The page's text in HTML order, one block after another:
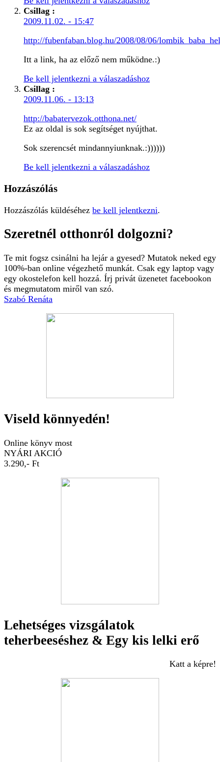
Csillag :
2009.11.02. - 15:47
http://fubenfaban.blog.hu/2008/08/06/
Itt a link, ha az előző nem működne.:)
Be kell jelentkezni a válaszadáshoz
Csillag :
2009.11.06. - 13:13
http://babatervezok.otthona.net/
Ez az oldal is sok segítséget nyújthat.
Sok szerencsét mindannyiunknak.:))))))
Be kell jelentkezni a válaszadáshoz
Hozzászólás
Hozzászólás küldéséhez be kell jelentkezni.
Szeretnél otthonról dolgozni?
Te mit fogsz csinálni ha lejár a gyesed? Mutatok neked egy
100%-ban online végezhető munkát. Csak egy laptop vagy
egy okostelefon kell hozzá. Írj privát üzenetet facebookon
és megmutatom miről van szó.
Szabó Renáta
Viseld könnyedén!
Online könyv most
NYÁRI AKCIÓ
3.290,- Ft
Lehetséges vizsgálatok
teherbeeséshez & Egy kis lelki erő
Katt a képre!